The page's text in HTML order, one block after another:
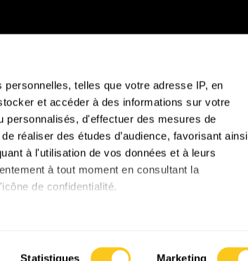
personnelles, telles que votre adresse IP, en
et accéder à des informations sur votre
personnalisés, d'effectuer des mesures de
réaliser des études d’audience, favorisant ainsi
à l'utilisation de vos données et à leurs
à tout moment en consultant la
de confidentialité.
Statistiques Marketing